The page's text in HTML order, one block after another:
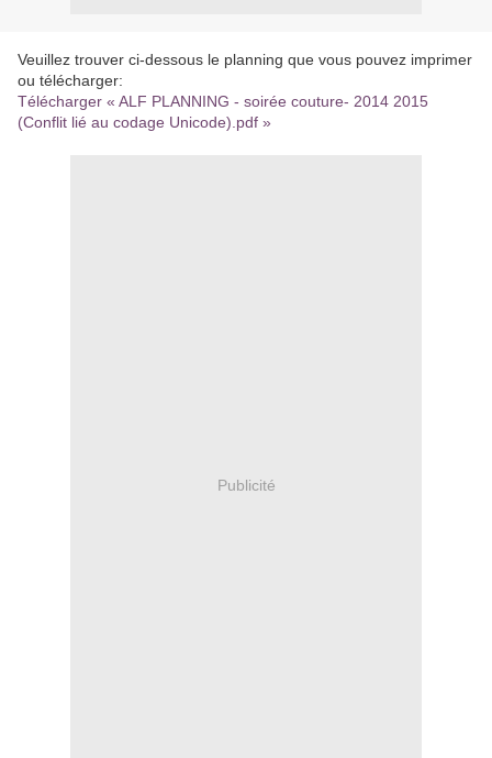
Veuillez trouver ci-dessous le planning que vous pouvez imprimer
ou télécharger:
Télécharger « ALF PLANNING - soirée couture- 2014 2015
(Conflit lié au codage Unicode).pdf »
Publicité